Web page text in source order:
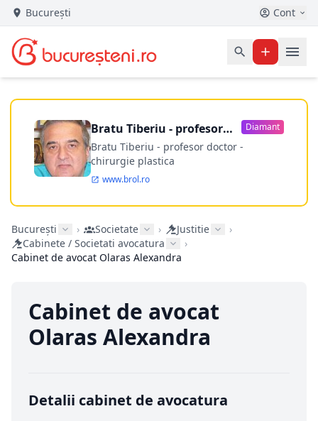
București Cont
Bratu Tiberiu - profesor
doctor
Diamant
Bratu Tiberiu - profesor doctor -
chirurgie plastica
www.brol.ro
București › Societate › Justitie
›
Cabinete / Societati avocatura
›
Cabinet de avocat Olaras Alexandra
Cabinet de avocat
Olaras Alexandra
Detalii cabinet de avocatura